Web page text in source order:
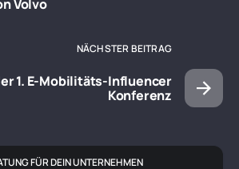
Volvo
NÄCHSTER BEITRAG
1. E-Mobilitäts-Influencer
Konferenz
FÜR DEIN UNTERNEHMEN